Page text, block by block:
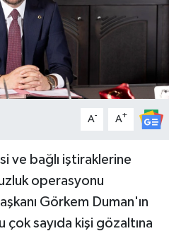
A- A+
ve bağlı iştiraklerine
operasyonu
Görkem Duman'ın
çok sayıda kişi gözaltına